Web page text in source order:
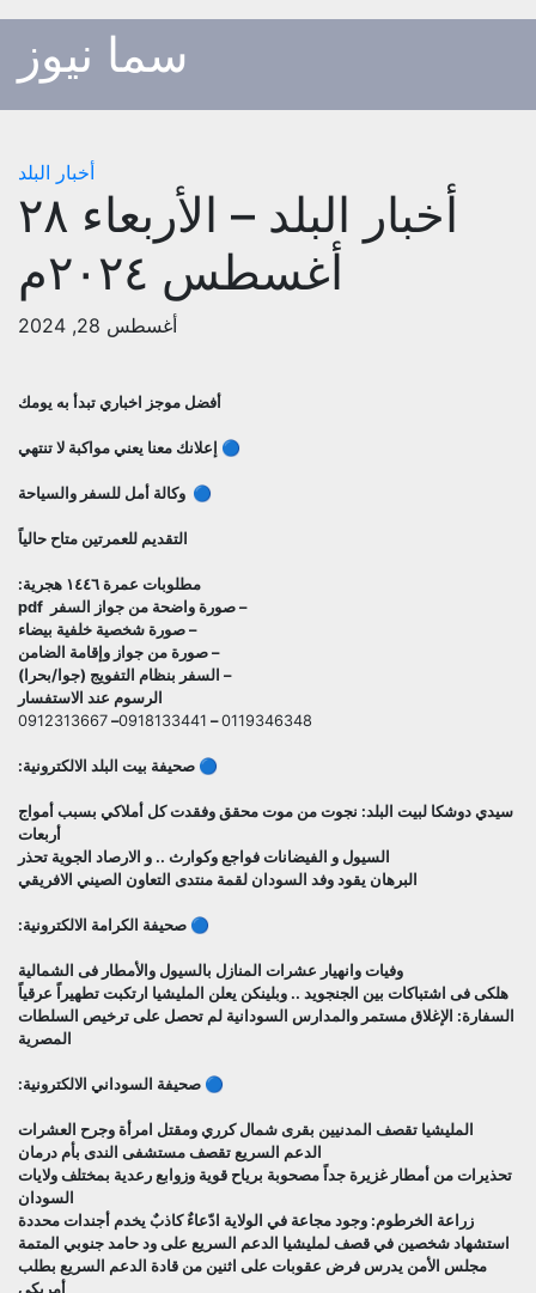
سما نيوز
أخبار البلد
أخبار البلد – الأربعاء ٢٨
أغسطس ٢٠٢٤م
أغسطس 28, 2024
أفضل موجز اخباري تبدأ به يومك
🔵 إعلانك معنا يعني مواكبة لا تنتهي
🔵 وكالة أمل للسفر والسياحة
التقديم للعمرتين متاح حالياً
مطلوبات عمرة ١٤٤٦ هجرية:
– صورة واضحة من جواز السفر pdf
– صورة شخصية خلفية بيضاء
– صورة من جواز وإقامة الضامن
– السفر بنظام التفويج (جوا/بحرا)
الرسوم عند الاستفسار
0119346348
–
0918133441
–
0912313667
🔵 صحيفة بيت البلد الالكترونية:
سيدي دوشكا لبيت البلد: نجوت من موت محقق وفقدت كل أملاكي بسبب أمواج
أربعات
السيول و الفيضانات فواجع وكوارث .. و الارصاد الجوية تحذر
البرهان يقود وفد السودان لقمة منتدى التعاون الصيني الافريقي
🔵 صحيفة الكرامة الالكترونية:
وفيات وانهيار عشرات المنازل بالسيول والأمطار فى الشمالية
هلكى فى اشتباكات بين الجنجويد .. وبلينكن يعلن المليشيا ارتكبت تطهيراً عرقياً
السفارة: الإغلاق مستمر والمدارس السودانية لم تحصل على ترخيص السلطات
المصرية
🔵 صحيفة السوداني الالكترونية:
المليشيا تقصف المدنيين بقرى شمال كرري ومقتل امرأة وجرح العشرات
الدعم السريع تقصف مستشفى الندى بأم درمان
تحذيرات من أمطار غزيرة جداً مصحوبة برياح قوية وزوابع رعدية بمختلف ولايات
السودان
زراعة الخرطوم: وجود مجاعة في الولاية ادّعاءٌ كاذبٌ يخدم أجندات محددة
استشهاد شخصين في قصف لمليشيا الدعم السريع على ود حامد جنوبي المتمة
مجلس الأمن يدرس فرض عقوبات على اثنين من قادة الدعم السريع بطلب
أمريكي